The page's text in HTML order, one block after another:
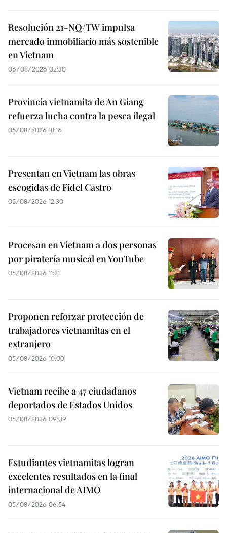
Resolución 21-NQ/TW impulsa
mercado inmobiliario más sostenible
en Vietnam
06/08/2026 02:30
Provincia vietnamita de An Giang
refuerza lucha contra la pesca ilegal
05/08/2026 18:16
Presentan en Vietnam las obras
escogidas de Fidel Castro
05/08/2026 12:30
Procesan en Vietnam a dos personas
por piratería musical en YouTube
05/08/2026 11:21
Proponen reforzar protección de
trabajadores vietnamitas en el
extranjero
05/08/2026 10:00
Vietnam recibe a 47 ciudadanos
deportados de Estados Unidos
05/08/2026 09:09
Estudiantes vietnamitas logran
excelentes resultados en la final
internacional de AIMO
05/08/2026 06:54